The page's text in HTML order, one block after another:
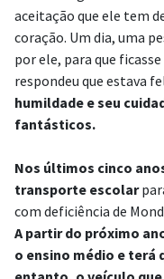
aceitação que ele tem
coração. Um dia, uma
por ele, para que
respondeu que estava
humildade e seu
fantásticos.
Nos últimos cinco
transporte escolar
com deficiência de
A partir do próximo
o ensino médio e terá